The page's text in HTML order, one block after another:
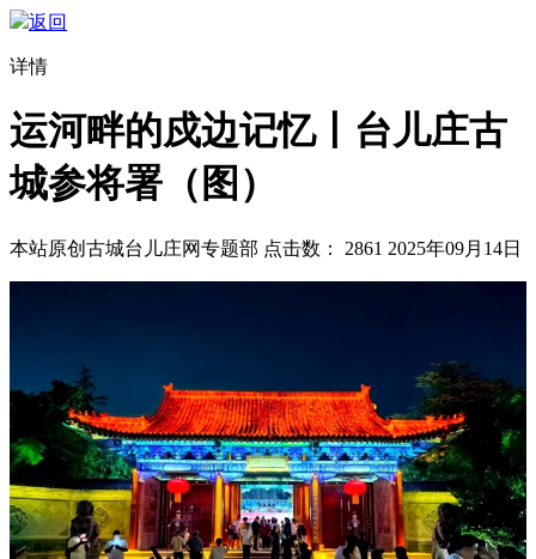
返回
详情
运河畔的戍边记忆丨台儿庄古
城参将署（图）
本站原创 古城台儿庄网专题部 点击数： 2861 2025年09月14日